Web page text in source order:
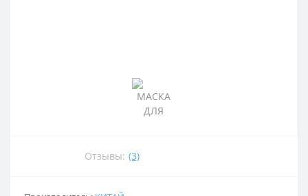
Отзывы: (3)